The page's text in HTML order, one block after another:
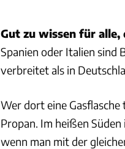
Gut zu wissen für alle,
Spanien oder Italien sind
verbreitet als in
Wer dort eine
Propan. Im heißen
wenn man mit der